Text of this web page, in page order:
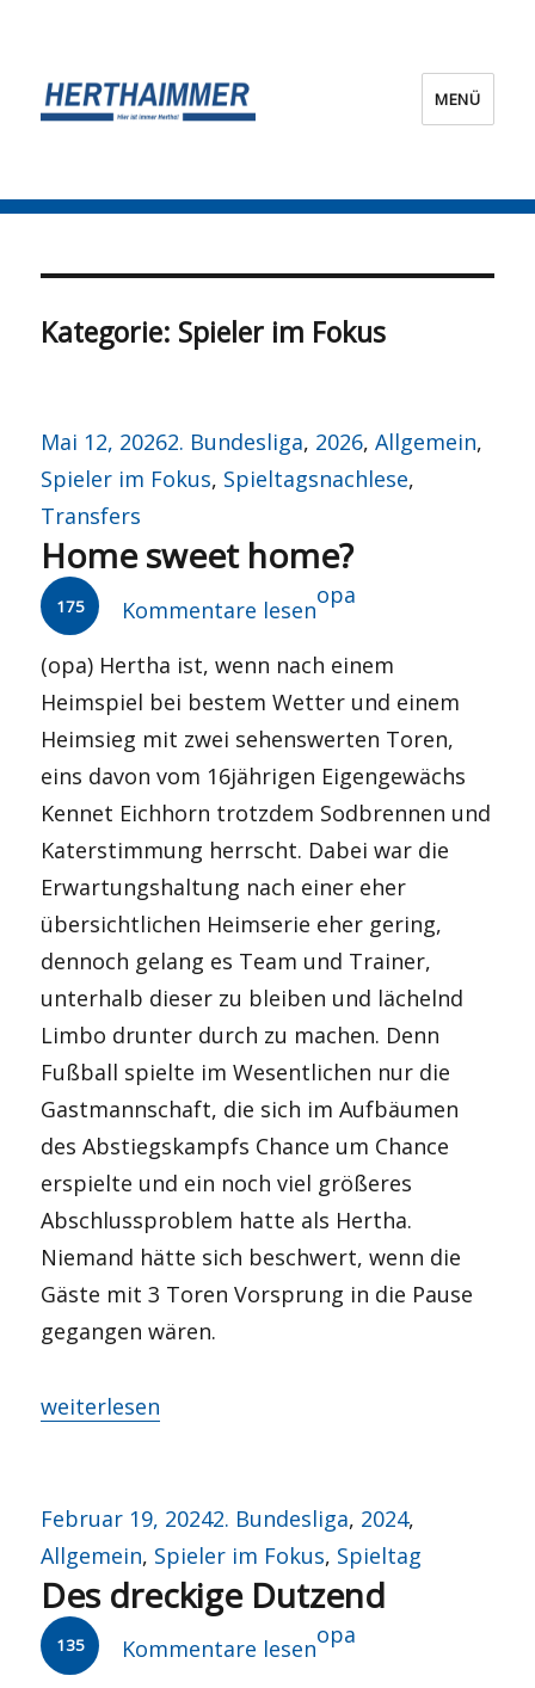
MENÜ
Kategorie: Spieler im Fokus
Veröffentlicht
am
Mai 12, 2026Kategorien
2. Bundesliga, 2026,Allgemein,
Spieler im Fokus, Spieltagsnachlese,
Transfers
Home sweet home?
175 Kommentare lesen
Autor
opa
(opa) Hertha ist, wenn nach einem
Heimspiel bei bestem Wetter und einem
Heimsieg mit zwei sehenswerten Toren,
eins davon vom 16jährigen Eigengewächs
Kennet Eichhorn trotzdem Sodbrennen und
Katerstimmung herrscht. Dabei war die
Erwartungshaltung nach einer eher
übersichtlichen Heimserie eher gering,
dennoch gelang es Team und Trainer,
unterhalb dieser zu bleiben und lächelnd
Limbo drunter durch zu machen. Denn
Fußball spielte im Wesentlichen nur die
Gastmannschaft, die sich im Aufbäumen
des Abstiegskampfs Chance um Chance
erspielte und ein noch viel größeres
Abschlussproblem hatte als Hertha.
Niemand hätte sich beschwert, wenn die
Gäste mit 3 Toren Vorsprung in die Pause
gegangen wären.
„Home sweet home?“
weiterlesen
Veröffentlicht
am
Februar 19, 2024Kategorien
2. Bundesliga, 2024,
Allgemein, Spieler im Fokus, Spieltag
Des dreckige Dutzend
135 Kommentare lesen
Autor
opa